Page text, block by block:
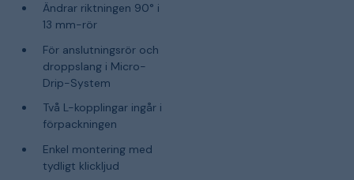
Ändrar riktningen 90° i
13 mm-rör
För anslutningsrör och
droppslang i Micro-
Drip-System
Två L-kopplingar ingår i
förpackningen
Enkel montering med
tydligt klickljud